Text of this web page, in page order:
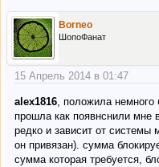
Borneo
ШопоФанат
15 Апрель 2014 в 01:47
alex1816, положила немного
прошла как появнснили мне
редко и зависит от системы
он привязан). сумма
сумма которая требуется,